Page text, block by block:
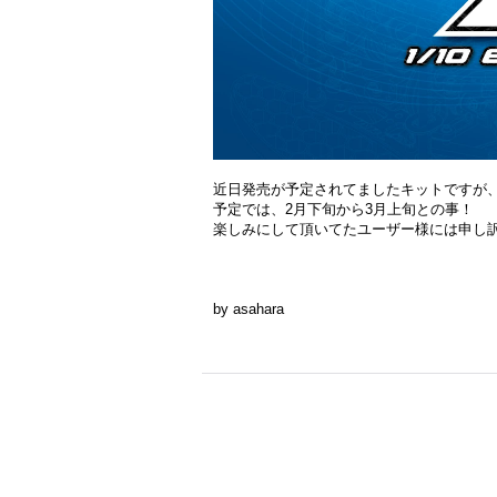
近日発売が予定されてましたキットですが
予定では、2月下旬から3月上旬との事！
楽しみにして頂いてたユーザー様には申し
by asahara